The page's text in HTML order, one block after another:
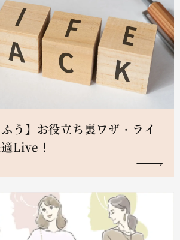
ふう】お役立ち裏ワザ・ライ
Live！